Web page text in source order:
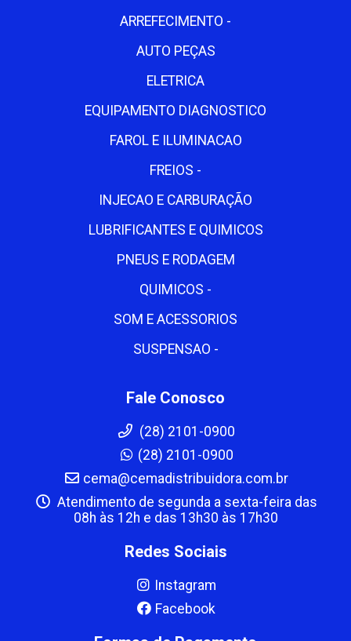
ARREFECIMENTO -
AUTO PEÇAS
ELETRICA
EQUIPAMENTO DIAGNOSTICO
FAROL E ILUMINACAO
FREIOS -
INJECAO E CARBURAÇÃO
LUBRIFICANTES E QUIMICOS
PNEUS E RODAGEM
QUIMICOS -
SOM E ACESSORIOS
SUSPENSAO -
Fale Conosco
(28) 2101-0900
(28) 2101-0900
cema@cemadistribuidora.com.br
Atendimento de segunda a sexta-feira das
08h às 12h e das 13h30 às 17h30
Redes Sociais
Instagram
Facebook